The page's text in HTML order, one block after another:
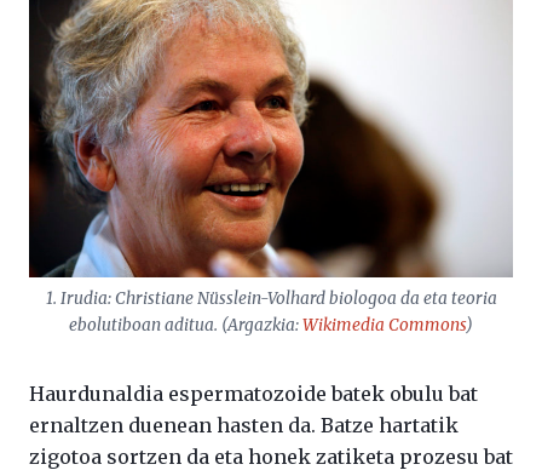
1. Irudia: Christiane Nüsslein-Volhard biologoa da eta teoria
ebolutiboan aditua. (Argazkia:Wikimedia Commons)
Haurdunaldia espermatozoide batek obulu bat
ernaltzen duenean hasten da. Batze hartatik
zigotoa sortzen da eta honek zatiketa prozesu bat